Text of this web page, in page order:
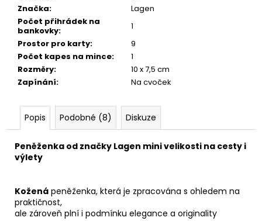
Značka:
Lagen
Počet přihrádek na
bankovky:
1
Prostor pro karty:
9
Počet kapes na mince:
1
Rozměry:
10 x 7,5 cm
Zapínání: Na cvoček
Popis Podobné (8) Diskuze
Peněženka od značky Lagen mini velikosti na cesty i
výlety
Kožená peněženka, která je zpracována s ohledem na
praktičnost,
ale zároveň plní i podmínku elegance a originality